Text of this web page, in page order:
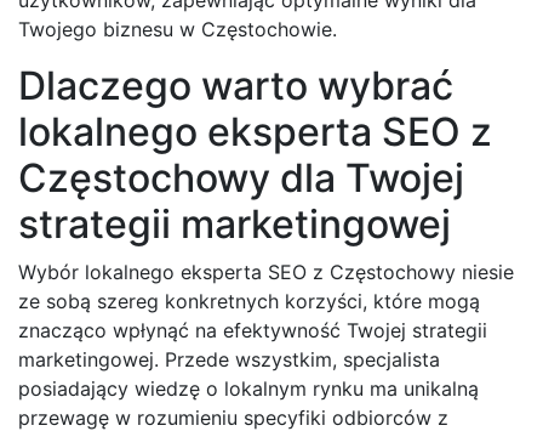
Twojego biznesu w Częstochowie.
Dlaczego warto wybrać
lokalnego eksperta SEO z
Częstochowy dla Twojej
strategii marketingowej
Wybór lokalnego eksperta SEO z Częstochowy niesie
ze sobą szereg konkretnych korzyści, które mogą
znacząco wpłynąć na efektywność Twojej strategii
marketingowej. Przede wszystkim, specjalista
posiadający wiedzę o lokalnym rynku ma unikalną
przewagę w rozumieniu specyfiki odbiorców z